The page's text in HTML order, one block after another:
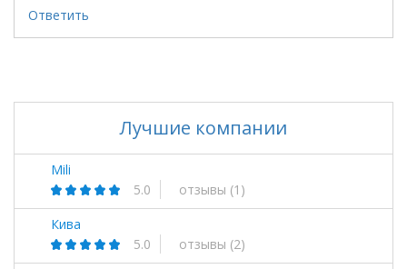
Ответить
Лучшие компании
Mili
5.0
отзывы (1)
Кива
5.0
отзывы (2)